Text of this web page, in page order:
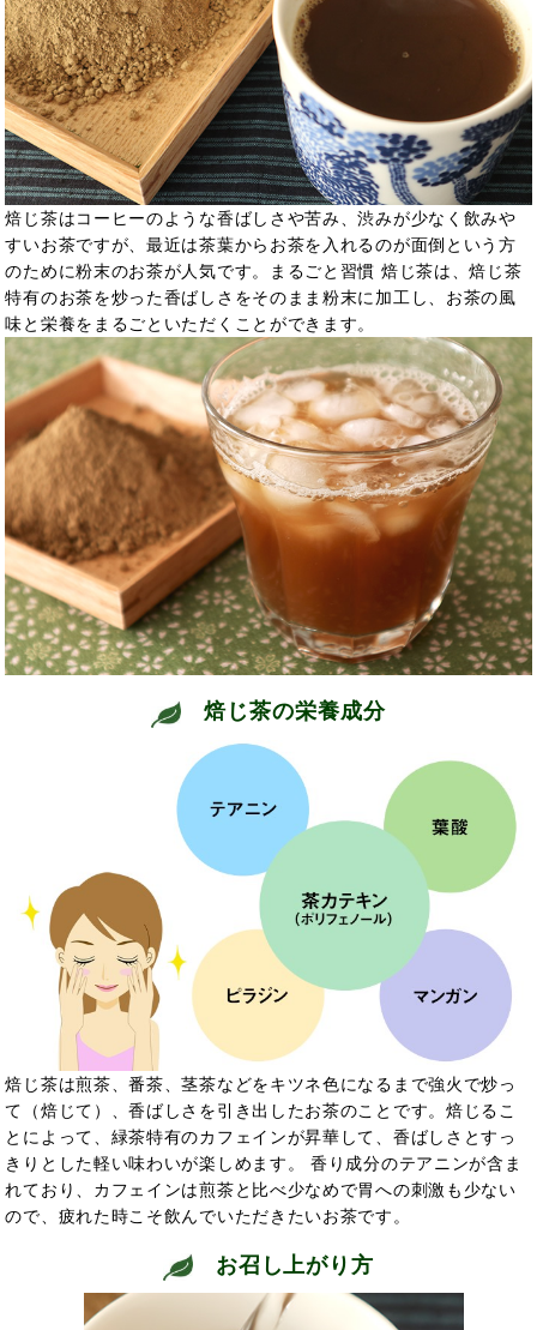
焙じ茶はコーヒーのような香ばしさや苦み、渋みが少なく飲みや
すいお茶ですが、最近は茶葉からお茶を入れるのが面倒という方
のために粉末のお茶が人気です。まるごと習慣 焙じ茶は、焙じ茶
特有のお茶を炒った香ばしさをそのまま粉末に加工し、お茶の風
味と栄養をまるごといただくことができます。
焙じ茶の栄養成分
焙じ茶は煎茶、番茶、茎茶などをキツネ色になるまで強火で炒っ
て（焙じて）、香ばしさを引き出したお茶のことです。焙じるこ
とによって、緑茶特有のカフェインが昇華して、香ばしさとすっ
きりとした軽い味わいが楽しめます。 香り成分のテアニンが含ま
れており、カフェインは煎茶と比べ少なめで胃への刺激も少ない
ので、疲れた時こそ飲んでいただきたいお茶です。
お召し上がり方